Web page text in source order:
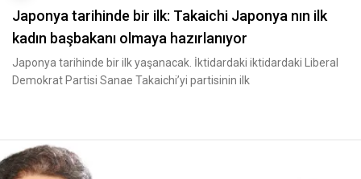
Japonya tarihinde bir ilk: Takaichi Japonya nın ilk
kadın başbakanı olmaya hazırlanıyor
Japonya tarihinde bir ilk yaşanacak. İktidardaki iktidardaki Liberal
Demokrat Partisi Sanae Takaichi’yi partisinin ilk